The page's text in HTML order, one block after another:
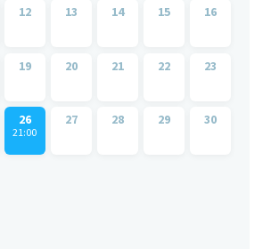
12 13 14 15 16
19 20 21 22 23
26
21:00
27 28 29 30